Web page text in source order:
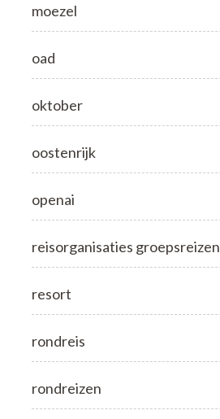
moezel
oad
oktober
oostenrijk
openai
reisorganisaties groepsreizen
resort
rondreis
rondreizen